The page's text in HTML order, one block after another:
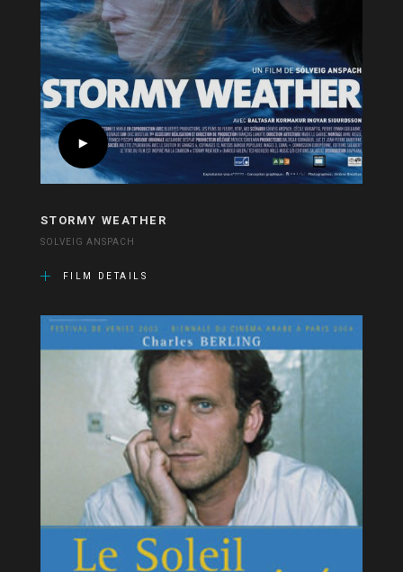
STORMY WEATHER
SOLVEIG ANSPACH
FILM DETAILS